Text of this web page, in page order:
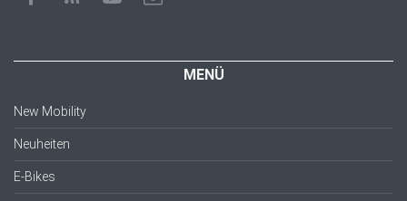
MENÜ
New Mobility
Neuheiten
E-Bikes